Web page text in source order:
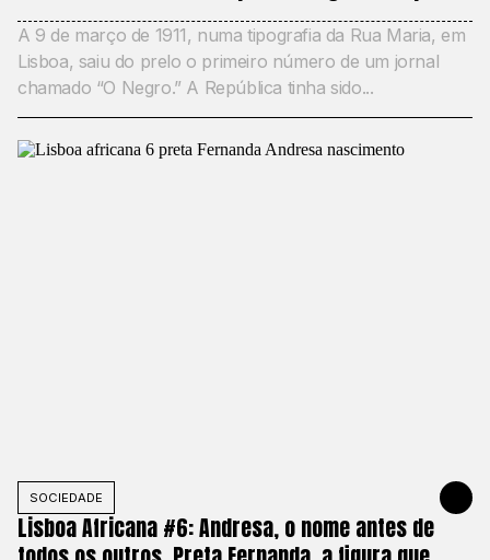
A 9 de março de 1911, numa tipografia da Rua Maria, em
Lisboa, saiu do prelo o primeiro número de um jornal
chamado “O Negro.” A República tinha sido...
SOCIEDADE APRIL 20,
Lisboa Africana #6: Andresa, o nome antes de